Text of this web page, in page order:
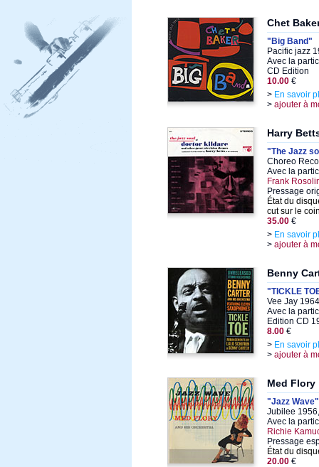
Chet
"Big Band"
Pacific jazz
Avec la
CD Edition
10.00 €
> En savoir
> ajouter à
Harry
"The Jazz
Choreo
Avec la
Frank
Pressage
État du
cut sur le
35.00 €
> En savoir
> ajouter à
Benny
"TICKLE
Vee Jay
Avec la
Edition CD
8.00 €
> En savoir
> ajouter à
Med Flory
"Jazz Wave"
Jubilee
Avec la
Richie
Pressage
État du
20.00 €